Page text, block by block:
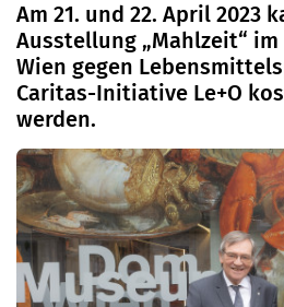
Am 21. und 22. April 2023
Ausstellung „Mahlzeit“ im
Wien gegen
Caritas-Initiative Le+O
werden.